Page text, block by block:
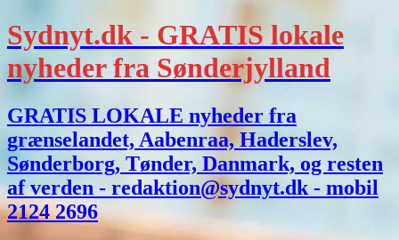
Sydnyt.dk - GRATIS lokale
nyheder fra Sønderjylland
GRATIS LOKALE nyheder fra
grænselandet, Aabenraa, Haderslev,
Sønderborg, Tønder, Danmark, og resten
af verden - redaktion@sydnyt.dk - mobil
2124 2696